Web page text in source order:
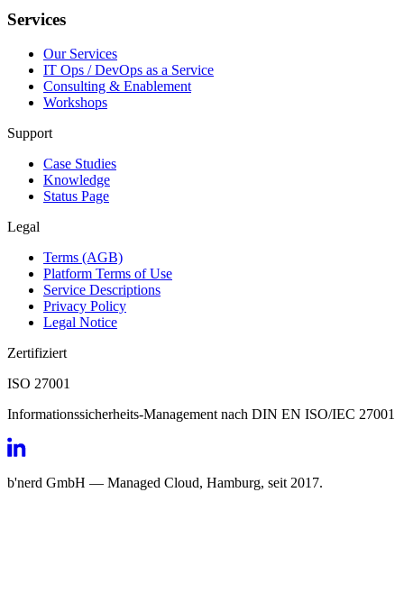
Services
Our Services
IT Ops / DevOps as a Service
Consulting & Enablement
Workshops
Support
Case Studies
Knowledge
Status Page
Legal
Terms (AGB)
Platform Terms of Use
Service Descriptions
Privacy Policy
Legal Notice
Zertifiziert
ISO 27001
Informationssicherheits-Management nach DIN EN ISO/IEC 27001
b'nerd GmbH — Managed Cloud, Hamburg, seit 2017.